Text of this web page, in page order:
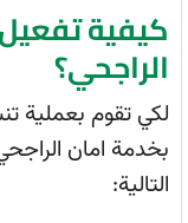
كيفية
الراجحي؟
لكي تقوم بعملية
بخدمة امان
التالية: